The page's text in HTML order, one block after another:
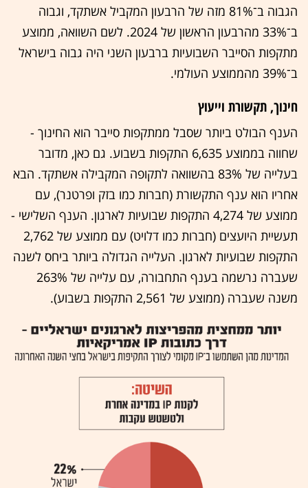
הגבוה ב־81% מזה של הרבעון המקביל אשתקד, וגבוה
ב־33% מהרבעון הראשון של 2024. לשם השוואה, ממוצע
מתקפות הסייבר השבועיות ברבעון השני היה גבוה בישראל
ב־39% מהממוצע העולמי.
חינוך, תקשורת וייעוץ
הענף הבולט ביותר שסבל ממתקפות סייבר הוא החינוך -
שחווה בממוצע 6,635 התקפות בשבוע. גם כאן, מדובר
בעלייה של 83% בהשוואה לתקופה המקבילה אשתקד. הבא
אחריו הוא ענף התקשורת (חברות כמו בזק ופרטנר), עם
ממוצע של 4,274 התקפות שבועיות לארגון. הענף השלישי -
תעשיית היועצים (חברות כמו דלויט) עם ממוצע של 2,762
התקפות שבועיות לארגון. העלייה הגדולה ביותר ביחס לשנה
שעברה נרשמה בענף התחבורה, עם עלייה של 263%
משנה שעברה (ממוצע של 2,561 התקפות בשבוע).